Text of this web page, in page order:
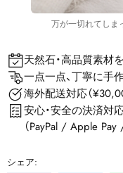
万が一切れてしま
天然石・高品質素材
一点一点、丁寧に手
海外配送対応（
安心・安全の決済対
（PayPal / Apple
シェア: